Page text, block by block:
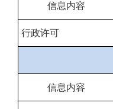
信息内容
行政许可
信息内容